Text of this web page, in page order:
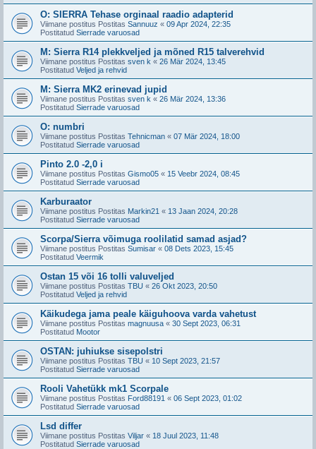
O: SIERRA Tehase orginaal raadio adapterid
Viimane postitus Postitas Sannuuz « 09 Apr 2024, 22:35
Postitatud Sierrade varuosad
M: Sierra R14 plekkveljed ja mõned R15 talverehvid
Viimane postitus Postitas sven k « 26 Mär 2024, 13:45
Postitatud Veljed ja rehvid
M: Sierra MK2 erinevad jupid
Viimane postitus Postitas sven k « 26 Mär 2024, 13:36
Postitatud Sierrade varuosad
O: numbri
Viimane postitus Postitas Tehnicman « 07 Mär 2024, 18:00
Postitatud Sierrade varuosad
Pinto 2.0 -2,0 i
Viimane postitus Postitas Gismo05 « 15 Veebr 2024, 08:45
Postitatud Sierrade varuosad
Karburaator
Viimane postitus Postitas Markin21 « 13 Jaan 2024, 20:28
Postitatud Sierrade varuosad
Scorpa/Sierra võimuga roolilatid samad asjad?
Viimane postitus Postitas Sumisar « 08 Dets 2023, 15:45
Postitatud Veermik
Ostan 15 või 16 tolli valuveljed
Viimane postitus Postitas TBU « 26 Okt 2023, 20:50
Postitatud Veljed ja rehvid
Käikudega jama peale käiguhoova varda vahetust
Viimane postitus Postitas magnuusa « 30 Sept 2023, 06:31
Postitatud Mootor
OSTAN: juhiukse sisepolstri
Viimane postitus Postitas TBU « 10 Sept 2023, 21:57
Postitatud Sierrade varuosad
Rooli Vahetükk mk1 Scorpale
Viimane postitus Postitas Ford88191 « 06 Sept 2023, 01:02
Postitatud Sierrade varuosad
Lsd differ
Viimane postitus Postitas Viljar « 18 Juul 2023, 11:48
Postitatud Sierrade varuosad